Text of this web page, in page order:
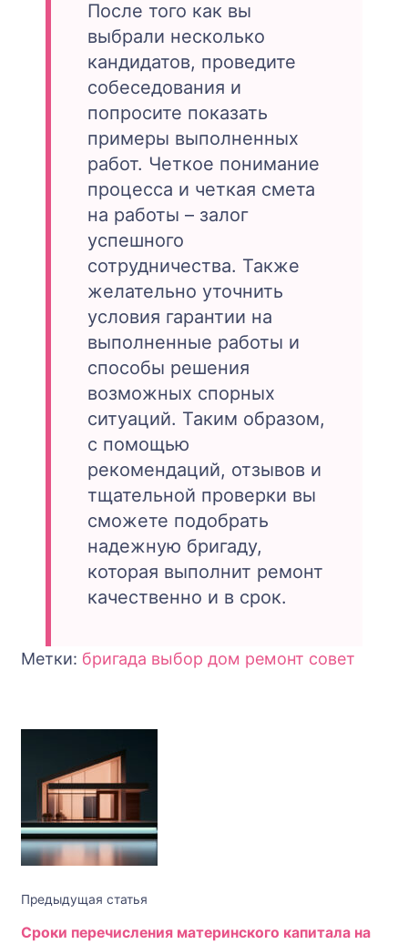
После того как вы
выбрали несколько
кандидатов, проведите
собеседования и
попросите показать
примеры выполненных
работ. Четкое понимание
процесса и четкая смета
на работы – залог
успешного
сотрудничества. Также
желательно уточнить
условия гарантии на
выполненные работы и
способы решения
возможных спорных
ситуаций. Таким образом,
с помощью
рекомендаций, отзывов и
тщательной проверки вы
сможете подобрать
надежную бригаду,
которая выполнит ремонт
качественно и в срок.
Метки: бригада выбор дом ремонт совет
Навигация
записям
Предыдущая статья
Сроки перечисления материнского капитала на